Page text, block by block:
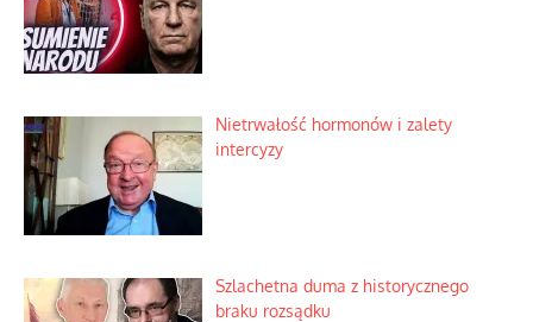
Nietrwałość hormonów i zalety
intercyzy
Szlachetna duma z historycznego
braku rozsądku